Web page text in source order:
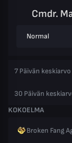
Cmdr.
Normal
7 Päivän keskiarvo
30 Päivän
KOKOELMA
Broken Fang